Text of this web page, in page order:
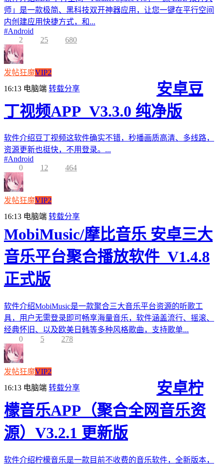
师」是一款极简、黑科技双开神器应用，让您一键在平行空间
内创建应用快捷方式，和...
#Android
2
25 680
发帖狂魔VIP2
16:13 电脑端 转载分享
安卓豆
丁视频APP_V3.3.0 纯净版
软件介绍豆丁视频这软件确实不错，秒播画质高清、多线路，
资源更新也挺快，不用登录。...
#Android
0
12 464
发帖狂魔VIP2
16:13 电脑端 转载分享
MobiMusic/摩比音乐 安卓三大
音乐平台聚合播放软件_V1.4.8
正式版
软件介绍MobiMusic是一款聚合三大音乐平台资源的听歌工
具，用户无需登录即可畅享海量音乐，软件涵盖流行、摇滚、
经典怀旧、以及欧美日韩等多种风格歌曲，支持歌单...
0
5 278
发帖狂魔VIP2
16:13 电脑端 转载分享
安卓柠
檬音乐APP（聚合全网音乐资
源）V3.2.1 更新版
软件介绍柠檬音乐是一款目前不收费的音乐软件，全新版本，